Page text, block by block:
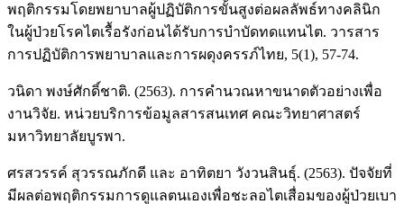
พฤติกรรมโดยพยาบาลผู้ปฏิบัติการขั้นสูงต่อผลลัพธ์ทางคลินิก
ในผู้ป่วยโรคไตเรื้อรังก่อนได้รับการบำบัดทดแทนไต. วารสาร
การปฏิบัติการพยาบาลและการผดุงครรภ์ไทย, 5(1), 57-74.
วนิดา พงษ์ศักดิ์ชาติ. (2563). การคำนวณหาขนาดตัวอย่างเพื่อ
งานวิจัย. หน่วยบริการข้อมูลสารสนเทศ คณะวิทยาศาสตร์
มหาวิทยาลัยบูรพา.
ศรสวรรค์ สุวรรณภักดี และ อาทิตยา วังวนสินธุ์. (2563). ปัจจัยที่
มีผลต่อพฤติกรรมการดูแลตนเองเพื่อชะลอไตเสื่อมของผู้ป่วยเบา